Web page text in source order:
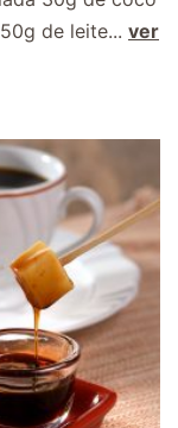
de leite... ver